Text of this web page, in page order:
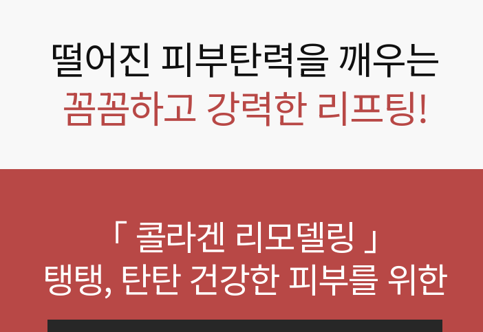
떨어진 피부탄력을 깨우는
꼼꼼하고 강력한 리프팅!
「 콜라겐 리모델링 」
탱탱, 탄탄 건강한 피부를 위한